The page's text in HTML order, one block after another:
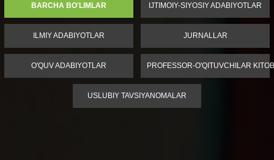
BARCHA BO'LIMLAR IJTIMOIY-SIYOSIY ADABIYOTLAR
ILMIY ADABIYOTLAR JURNALLAR
O'QUV ADABIYOTLAR PROFESSOR-O'QITUVCHILAR
USLUBIY TAVSIYANOMALAR